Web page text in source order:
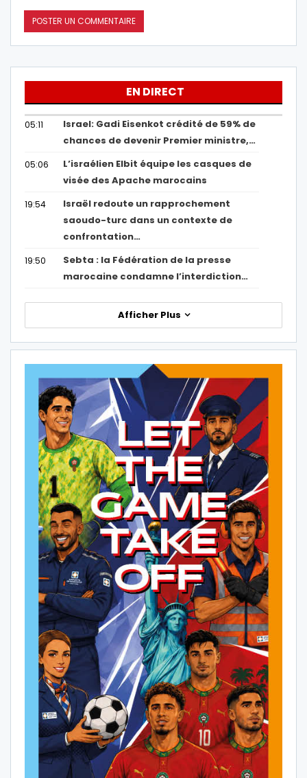
EN DIRECT
05:11
Israel: Gadi Eisenkot crédité de 59% de
chances de devenir Premier ministre,…
05:06
L’israélien Elbit équipe les casques de
visée des Apache marocains
19:54
Israël redoute un rapprochement
saoudo-turc dans un contexte de
confrontation…
19:50
Sebta : la Fédération de la presse
marocaine condamne l’interdiction…
Afficher Plus